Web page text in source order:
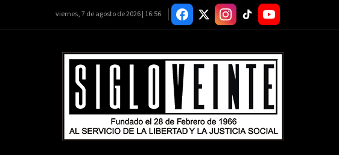
viernes, 7 de agosto de 2026 | 16:56